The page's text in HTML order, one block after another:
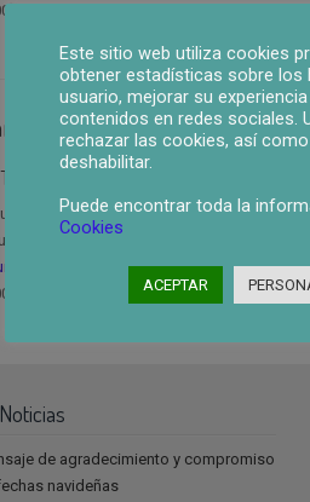
555-1234
adipisicing elit, sed do eiusmod tempor
eu vulputate magna eros eu erat.
555-1234
de agradecimiento y compromiso
navideñas
Este sitio web utiliza cookies
obtener estadísticas sobre los
usuario, mejorar su
contenidos en redes sociales.
rechazar las cookies, así
deshabilitar.
Puede encontrar toda la
Cookies
ACEPTAR